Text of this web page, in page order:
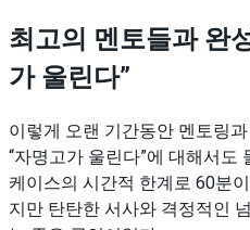
최고의 멘토들과 완
가 울린다”
이렇게 오랜 기간동안 멘토링
“자명고가 울린다”에 대해서도
케이스의 시간적 한계로 60분
지만 탄탄한 서사와 격정적인